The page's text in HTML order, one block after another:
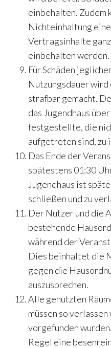
einbehalten. Zudem
Nichteinhaltung
Vertragsinhalte
einbehalten werden.
Für Schäden
Nutzungsdauer
strafbar gemacht.
das Jugendhaus
festgestellte, die
aufgetreten sind, zu
Das Ende der
spätestens 01:30
Jugendhaus ist
schließen und zu
Der Nutzer und die
bestehende
während der
Dies beinhaltet die
gegen die
auszusprechen.
Alle genutzten
müssen so
vorgefunden
Regel eine